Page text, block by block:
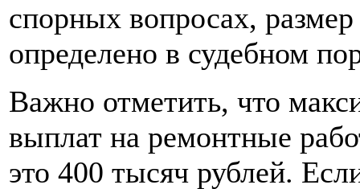
спорных вопросах,
определено в судебном
Важно отметить, что
выплат на ремонтные
это 400 тысяч рублей.